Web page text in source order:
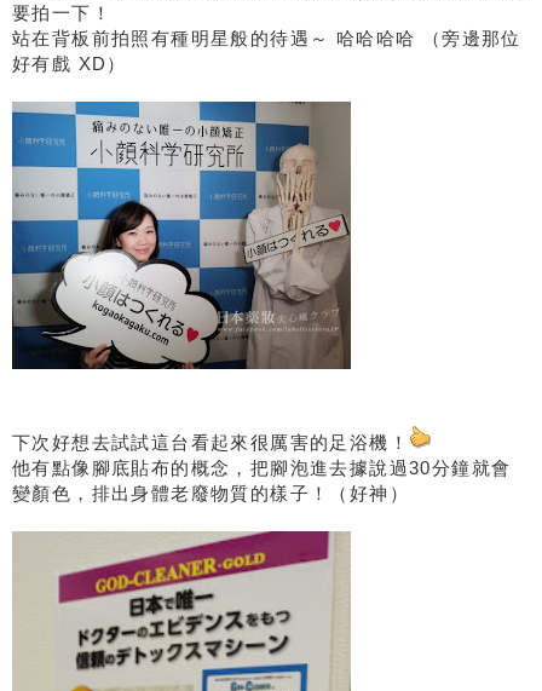
要拍一下！
站在背板前拍照有種明星般的待遇～ 哈哈哈哈 （旁邊那位
好有戲 XD）
下次好想去試試這台看起來很厲害的足浴機！
他有點像腳底貼布的概念，把腳泡進去據說過30分鐘就會
變顏色，排出身體老廢物質的樣子！（好神）